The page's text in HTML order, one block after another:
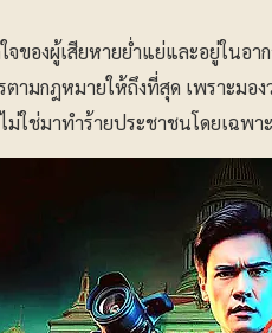
ของผู้เสียหายย่ำแย่และอยู่ในอา
ามกฎหมายให้ถึงที่สุด เพราะมอง
ม่ใช่มาทำร้ายประชาชนโดยเฉพา